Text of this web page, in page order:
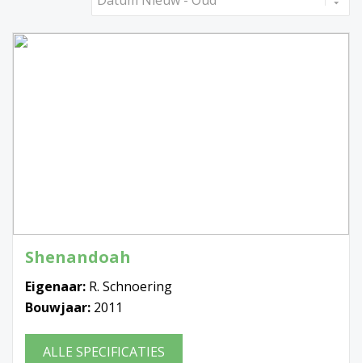
Shenandoah
Eigenaar: R. Schnoering
Bouwjaar: 2011
ALLE SPECIFICATIES